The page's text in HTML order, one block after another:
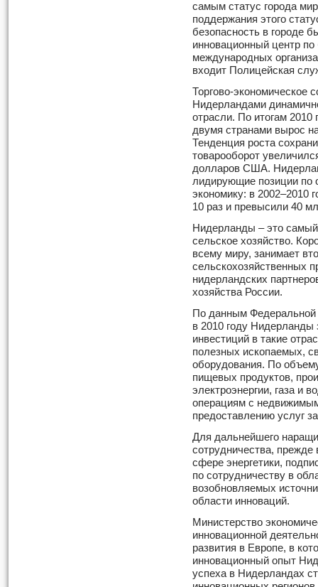
самым статус города
поддержания этого
безопасность в городе
инновационный центр
международных
входит Полицейская
Торгово-экономическое
Нидерландами
отрасли. По итогам
двумя странами вырос
Тенденция роста
товарооборот
долларов США.
лидирующие позиции по
экономику: в 2002–2010
10 раз и превысили 40
Нидерланды – это
сельское хозяйство.
всему миру, занимает
сельскохозяйственных
нидерландских
хозяйства России.
По данным Федеральной
в 2010 году Нидерланды
инвестиций в такие
полезных ископаемых,
оборудования. По
пищевых продуктов,
электроэнергии, газа и
операциям с
предоставлению услуг
Для дальнейшего
сотрудничества, прежде
сфере энергетики,
по сотрудничеству в
возобновляемых
области инноваций.
Министерство
инновационной
развития в Европе, в
инновационный опыт
успеха в Нидерландах